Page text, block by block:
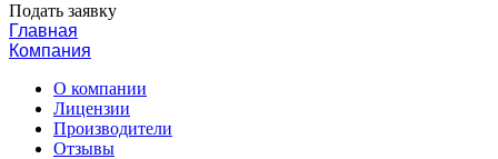
Подать заявку
Главная
Компания
О компании
Лицензии
Производители
Отзывы